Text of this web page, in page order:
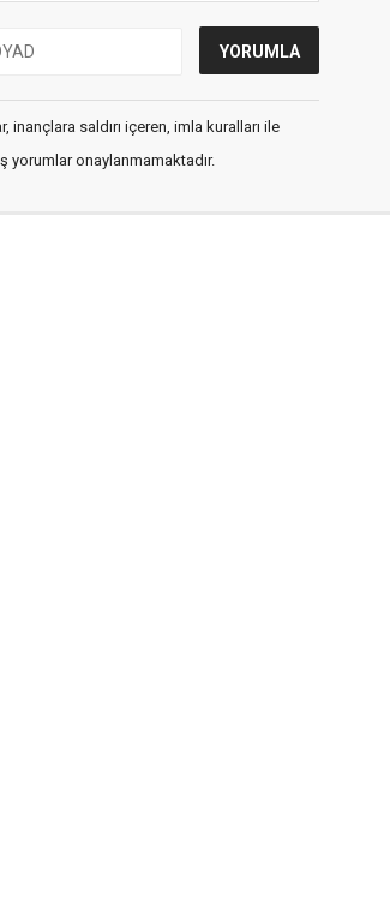
saldırı içeren, imla kuralları ile
yorumlar onaylanmamaktadır.